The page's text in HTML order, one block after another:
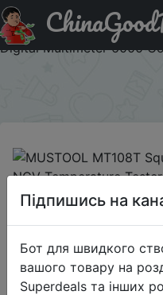
Придбати по знижці
Square Wave Output True
Digital Multimeter 6000
2019-05-28
MUSTOOL
Output True
Tester Digital
Counts
Підпишись на
Бот для швидкого
вашого товару на
Superdeals та інших